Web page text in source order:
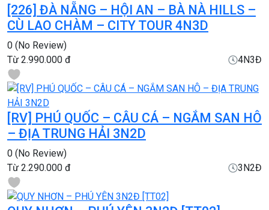
[226] ĐÀ NẴNG – HỘI AN – BÀ NÀ HILLS –
CÙ LAO CHÀM – CITY TOUR 4N3D
0 (No Review)
Từ 2.990.000 đ 4N3Đ
[RV] PHÚ QUỐC – CÂU CÁ – NGẮM SAN HÔ
– ĐỊA TRUNG HẢI 3N2D
0 (No Review)
Từ 2.290.000 đ 3N2Đ